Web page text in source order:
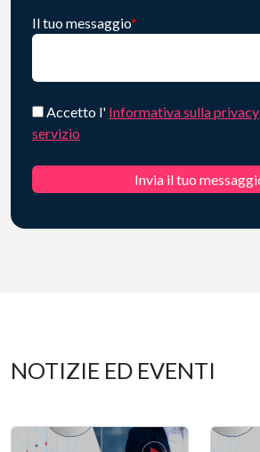
Il tuo messaggio*
Accetto l' Informativa sulla privacy
servizio
NOTIZIE ED EVENTI